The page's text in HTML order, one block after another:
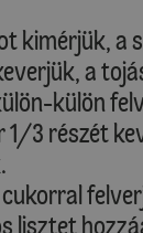
kimérjük, a
a
külön
1/3 részét
lisztet